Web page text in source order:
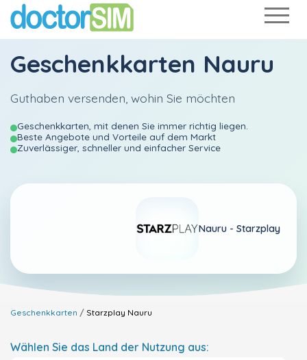
Geschenkkarten Nauru
Guthaben versenden, wohin Sie möchten
Geschenkkarten, mit denen Sie immer richtig liegen.
Beste Angebote und Vorteile auf dem Markt
Zuverlässiger, schneller und einfacher Service
Nauru - Starzplay
Geschenkkarten Starzplay Nauru
Wählen Sie das Land der Nutzung aus: